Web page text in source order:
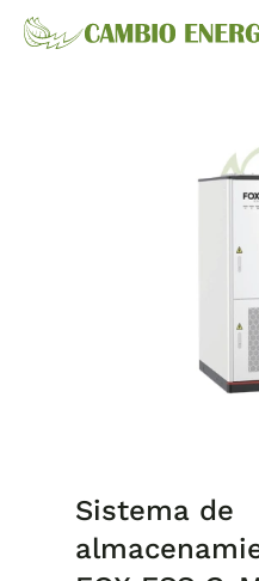
Sistema de